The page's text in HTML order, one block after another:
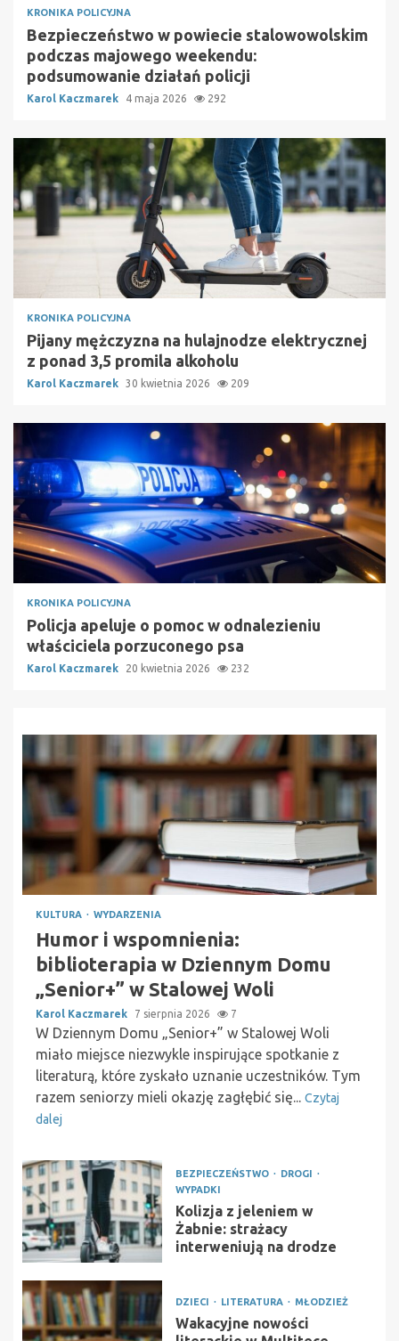
KRONIKA POLICYJNA
Bezpieczeństwo w powiecie stalowowolskim
podczas majowego weekendu:
podsumowanie działań policji
Karol Kaczmarek 4 maja 2026 292
KRONIKA POLICYJNA
Pijany mężczyzna na hulajnodze elektrycznej
z ponad 3,5 promila alkoholu
Karol Kaczmarek 30 kwietnia 2026 209
KRONIKA POLICYJNA
Policja apeluje o pomoc w odnalezieniu
właściciela porzuconego psa
Karol Kaczmarek 20 kwietnia 2026 232
KULTURA WYDARZENIA
Humor i wspomnienia:
biblioterapia w Dziennym Domu
„Senior+” w Stalowej Woli
Karol Kaczmarek 7 sierpnia 2026 7
W Dziennym Domu „Senior+” w Stalowej Woli
miało miejsce niezwykle inspirujące spotkanie z
literaturą, które zyskało uznanie uczestników. Tym
razem seniorzy mieli okazję zagłębić się... Czytaj
dalej
BEZPIECZEŃSTWO
DROGI
WYPADKI
Kolizja z jeleniem w
Żabnie: strażacy
interweniują na drodze
DZIECI LITERATURA MŁODZIEŻ
Wakacyjne nowości